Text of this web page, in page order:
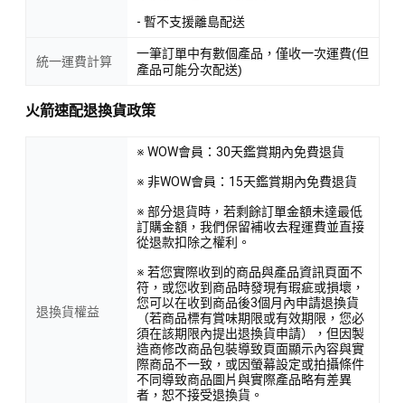
- 暫不支援離島配送
統一運費計算
一筆訂單中有數個產品，僅收一次運費(但
產品可能分次配送)
火箭速配退換貨政策
退換貨權益
※ WOW會員：30天鑑賞期內免費退貨
※ 非WOW會員：15天鑑賞期內免費退貨
※ 部分退貨時，若剩餘訂單金額未達最低
訂購金額，我們保留補收去程運費並直接
從退款扣除之權利。
※ 若您實際收到的商品與產品資訊頁面不
符，或您收到商品時發現有瑕疵或損壞，
您可以在收到商品後3個月內申請退換貨
（若商品標有賞味期限或有效期限，您必
須在該期限內提出退換貨申請），但因製
造商修改商品包裝導致頁面顯示內容與實
際商品不一致，或因螢幕設定或拍攝條件
不同導致商品圖片與實際產品略有差異
者，恕不接受退換貨。